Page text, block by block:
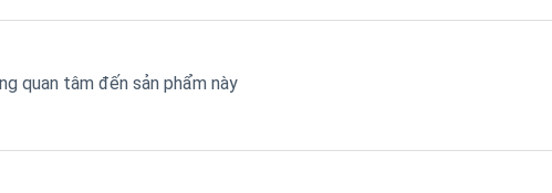
quan tâm đến sản phẩm này